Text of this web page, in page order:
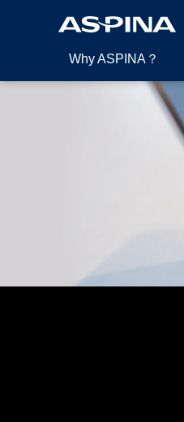
Why ASPINA？